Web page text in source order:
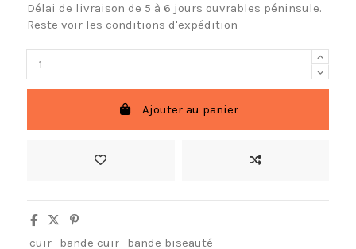
Délai de livraison de 5 à 6 jours ouvrables péninsule.
Reste voir les conditions d'expédition
Ajouter au panier
cuir bande cuir bande biseauté